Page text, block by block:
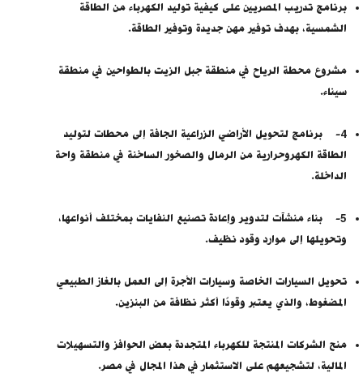
برنامج تدريب المصريين على كيفية توليد الكهرباء من الطاقة
الشمسية، بهدف توفير مهن جديدة وتوفير الطاقة.
مشروع محطة الرياح في منطقة جبل الزيت بالطواحين في منطقة
سيناء.
4- برنامج لتحويل الأراضي الزراعية الجافة إلى محطات لتوليد
الطاقة الكهروحرارية من الرمال والصخور الساخنة في منطقة واحة
الداخلة.
5- بناء منشآت لتدوير وإعادة تصنيع النفايات بمختلف أنواعها،
وتحويلها إلى موارد وقود نظيف.
تحويل السيارات الخاصة وسيارات الأجرة إلى العمل بالغاز الطبيعي
المضغوط، والذي يعتبر وقودًا أكثر نظافة من البنزين.
منح الشركات المنتجة للكهرباء المتجددة بعض الحوافز والتسهيلات
المالية، لتشجيعهم على الاستثمار في هذا المجال في مصر.